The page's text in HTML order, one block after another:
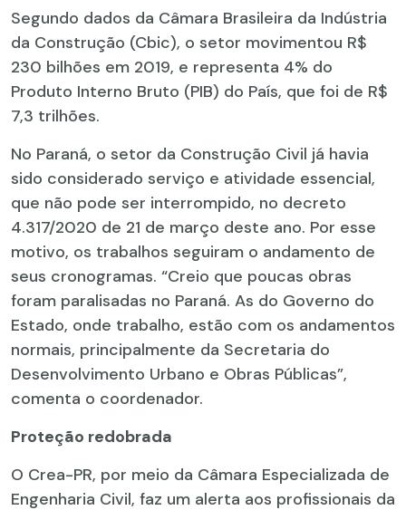
Segundo dados da Câmara Brasileira da Indústria
da Construção (Cbic), o setor movimentou R$
230 bilhões em 2019, e representa 4% do
Produto Interno Bruto (PIB) do País, que foi de R$
7,3 trilhões.
No Paraná, o setor da Construção Civil já havia
sido considerado serviço e atividade essencial,
que não pode ser interrompido, no decreto
4.317/2020 de 21 de março deste ano. Por esse
motivo, os trabalhos seguiram o andamento de
seus cronogramas. “Creio que poucas obras
foram paralisadas no Paraná. As do Governo do
Estado, onde trabalho, estão com os andamentos
normais, principalmente da Secretaria do
Desenvolvimento Urbano e Obras Públicas”,
comenta o coordenador.
Proteção redobrada
O Crea-PR, por meio da Câmara Especializada de
Engenharia Civil, faz um alerta aos profissionais da